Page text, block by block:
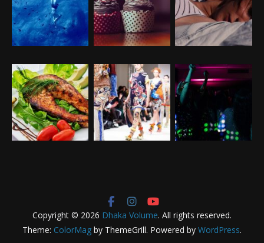
Copyright © 2026 Dhaka Volume. All rights reserved.
Theme: ColorMag by ThemeGrill. Powered by WordPress.